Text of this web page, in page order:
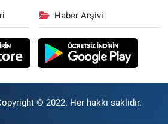
Haber Arşivi
© 2022. Her hakkı saklıdır.